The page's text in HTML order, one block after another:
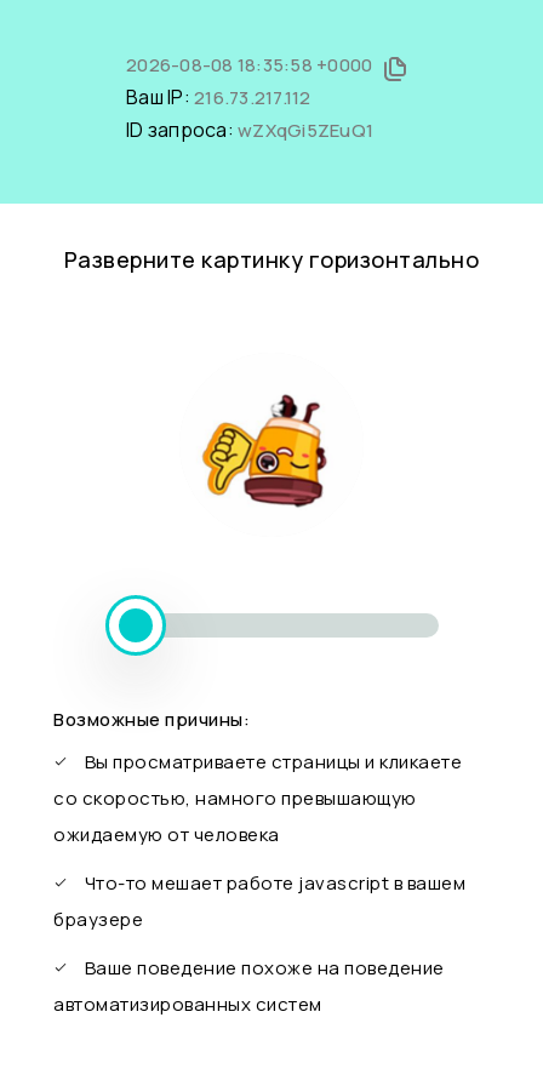
2026-08-08 18:35:58 +0000
Ваш IP: 216.73.217.112
ID запроса: wZXqGi5ZEuQ1
Разверните картинку горизонтально
Возможные причины:
Вы просматриваете страницы и кликаете
со скоростью, намного превышающую
ожидаемую от человека
Что-то мешает работе javascript в вашем
браузере
Ваше поведение похоже на поведение
автоматизированных систем